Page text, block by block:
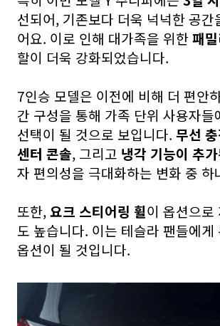
선되어, 기존보다 더욱 넉넉한 공간
어요. 이로 인해 대가족을 위한패
할이 더욱 강화되었습니다.
7인승 모델은 이전에 비해 더 편안
간 구성을 통해 가족 단위 사용자들
선택이 될 것으로 보입니다. 무선
센터 콘솔, 그리고 냉각 기능이 추
자 편의성을 극대화하는 변화 중 하
또한,요크 스티어링 휠이 옵션으로
도 높습니다. 이는 테슬라 팬들에게
옵션이 될 것입니다.